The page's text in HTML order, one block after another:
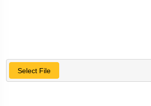
Select File